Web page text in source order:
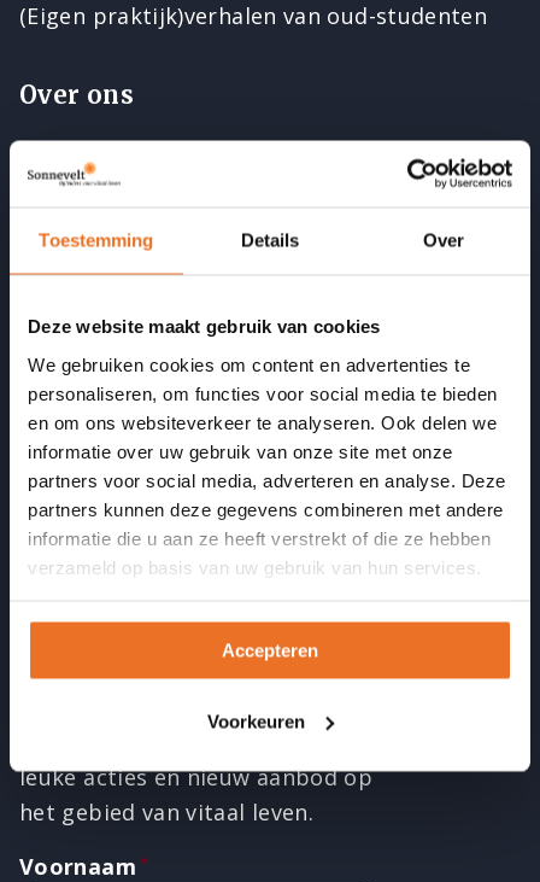
Toestemming Details Over
Deze website maakt gebruik van cookies
We gebruiken cookies om content en advertenties te
personaliseren, om functies voor social media te bieden
en om ons websiteverkeer te analyseren. Ook delen we
informatie over uw gebruik van onze site met onze
partners voor social media, adverteren en analyse. Deze
partners kunnen deze gegevens combineren met andere
informatie die u aan ze heeft verstrekt of die ze hebben
verzameld op basis van uw gebruik van hun services.
Accepteren
Voorkeuren
(Eigen praktijk)verhalen van oud-studenten
Over ons
Open dagen
Vacatures
Docenten
Medewerkers
Acties
Blijf op de hoogte
LinkedIN
Instagram
Facebook
TwitterYouTube
Ontvang de nieuwsbrief
Meld je aan en ontvang twee
leuke acties en nieuw aanbod op
het gebied van vitaal leven.
Voornaam